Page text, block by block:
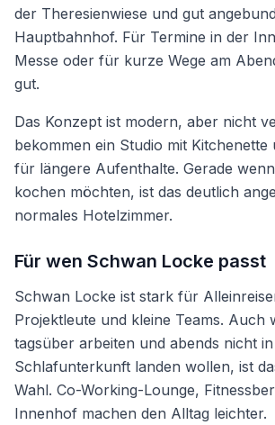
der Theresienwiese und gut
Hauptbahnhof. Für Termine in der
Messe oder für kurze Wege am
gut.
Das Konzept ist modern, aber nicht
bekommen ein Studio mit Kitchenette
für längere Aufenthalte. Gerade
kochen möchten, ist das deutlich
normales Hotelzimmer.
Für wen Schwan Locke passt
Schwan Locke ist stark für
Projektleute und kleine Teams. Auch
tagsüber arbeiten und abends nicht
Schlafunterkunft landen wollen, ist
Wahl. Co-Working-Lounge,
Innenhof machen den Alltag leichter.